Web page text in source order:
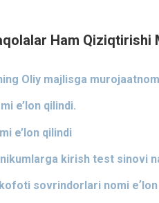
Ham Qiziqtirishi
Oliy majlisga
e’lon qilindi.
e’lon qilindi
kirish test sinovi
sovrindorlari nomi eʼlon